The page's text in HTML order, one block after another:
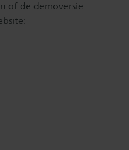
of de demoversie